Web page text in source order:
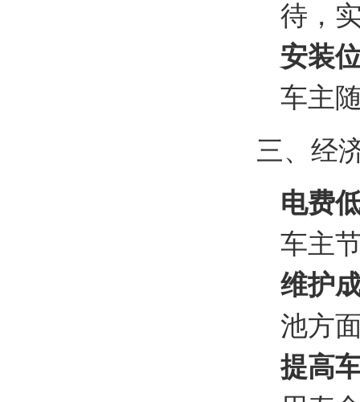
待，
安装
车主
三、经
电费
车主
维护
池方
提高